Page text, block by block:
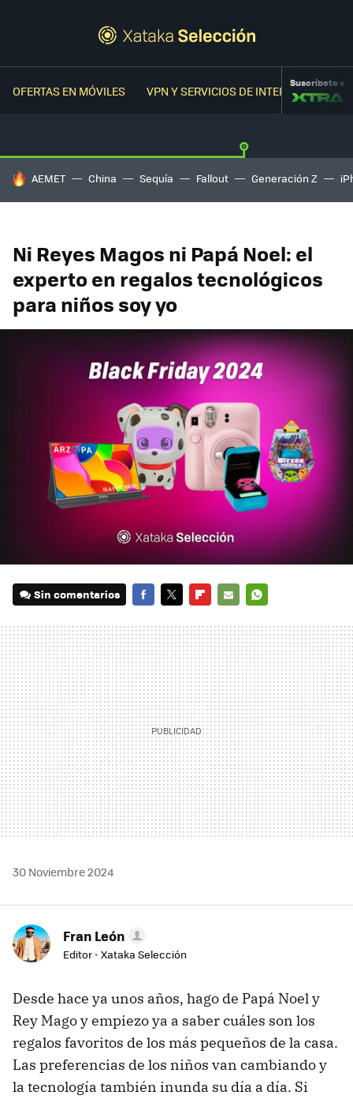
OFERTAS EN MÓVILES VPN Y SERVICIOS DE INTERNETSuscríbete a
HOY SE HABLA DE
AEMET China Sequía Fallout Generación Z
Ni Reyes Magos ni Papá Noel: el
experto en regalos tecnológicos
para niños soy yo
Sin comentarios
MAIL
30 Noviembre 2024
Fran León
Editor - Xataka Selección
Desde hace ya unos años, hago de Papá Noel y
Rey Mago y empiezo ya a saber cuáles son los
regalos favoritos de los más pequeños de la casa.
Las preferencias de los niños van cambiando y
la tecnología también inunda su día a día. Si